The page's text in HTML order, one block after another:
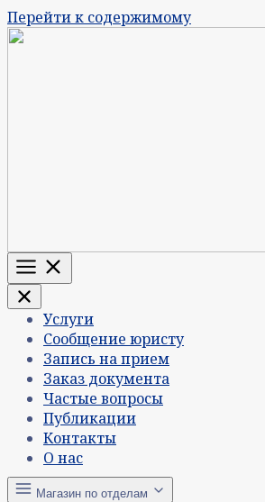
Перейти к содержимому
Меню
Услуги
Сообщение юристу
Запись на прием
Заказ документа
Частые вопросы
Публикации
Контакты
О нас
Магазин по отделам